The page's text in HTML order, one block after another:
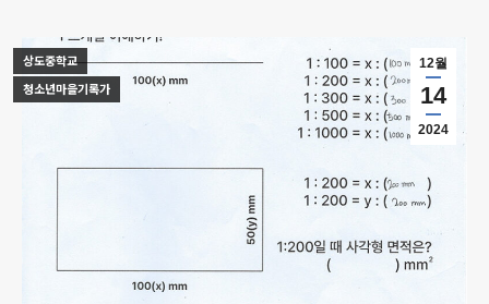
12월
14
2024
상도중학교
청소년마을기록가